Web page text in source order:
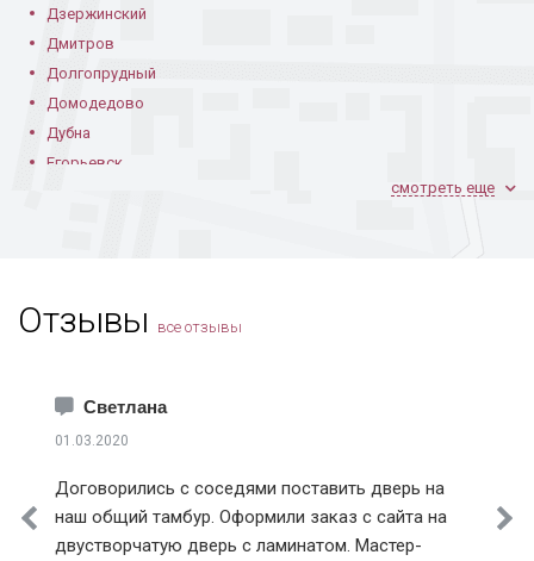
Дзержинский
Дмитров
Долгопрудный
Домодедово
Дубна
Егорьевск
Зеленоград
Каширский район
Коломна
Королев
Котельники
смотреть еще
Отзывы все отзывы
Светлана
01.03.2020
Договорились с соседями поставить дверь на
наш общий тамбур. Оформили заказ с сайта на
двустворчатую дверь с ламинатом. Мастер-